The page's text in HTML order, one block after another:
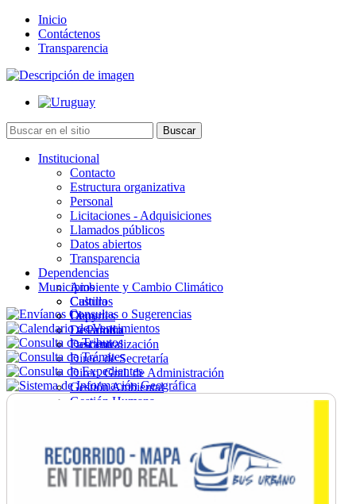
Inicio
Contáctenos
Transparencia
Institucional
Contacto
Estructura organizativa
Personal
Licitaciones - Adquisiciones
Llamados públicos
Datos abiertos
Transparencia
Dependencias
Ambiente y Cambio Climático
Cultura
Deportes
Desarrollo
Descentralización
Direc. de Secretaría
Direc. Gral. de Administración
Gestión Ambiental
Gestión Humana
Ordenamiento
Promoción Social
Salud
Secretaría General
Municipios
Castillos
Chuy
La Paloma
Lascano